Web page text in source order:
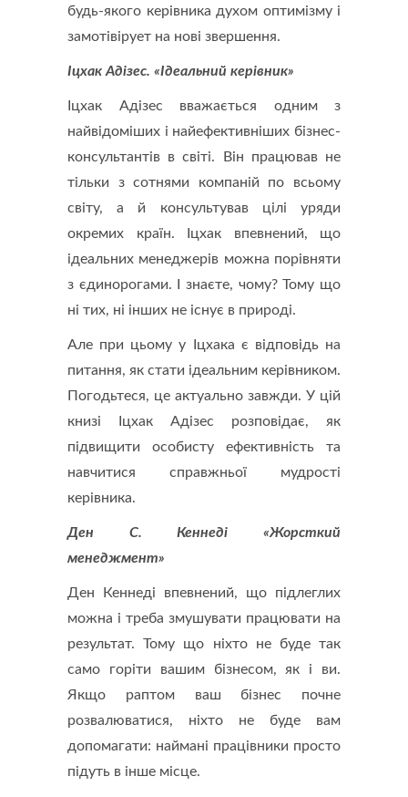
будь-якого керівника духом оптимізму і
замотівірует на нові звершення.
Іцхак Адізес. «Ідеальний керівник»
Іцхак Адізес вважається одним з
найвідоміших і найефективніших бізнес-
консультантів в світі. Він працював не
тільки з сотнями компаній по всьому
світу, а й консультував цілі уряди
окремих країн. Іцхак впевнений, що
ідеальних менеджерів можна порівняти
з єдинорогами. І знаєте, чому? Тому що
ні тих, ні інших не існує в природі.
Але при цьому у Іцхака є відповідь на
питання, як стати ідеальним керівником.
Погодьтеся, це актуально завжди. У цій
книзі Іцхак Адізес розповідає, як
підвищити особисту ефективність та
навчитися справжньої мудрості
керівника.
Ден С. Кеннеді «Жорсткий
менеджмент»
Ден Кеннеді впевнений, що підлеглих
можна і треба змушувати працювати на
результат. Тому що ніхто не буде так
само горіти вашим бізнесом, як і ви.
Якщо раптом ваш бізнес почне
розвалюватися, ніхто не буде вам
допомагати: наймані працівники просто
підуть в інше місце.